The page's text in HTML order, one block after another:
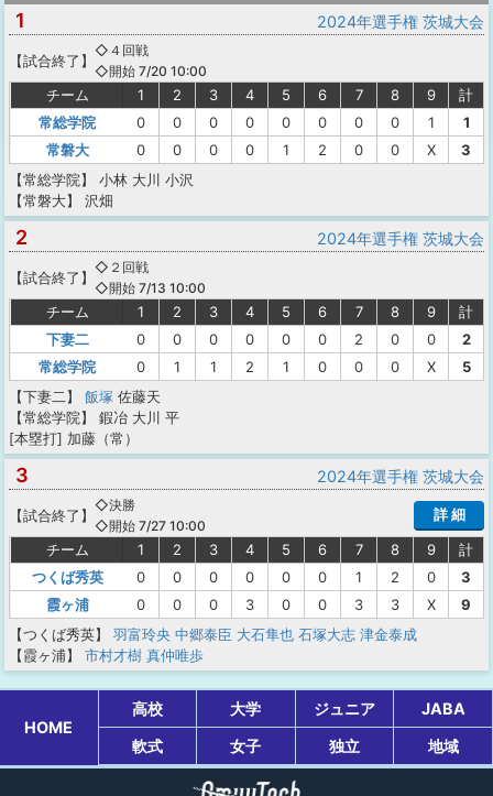
1
2024年選手権 茨城大会
【試合終了 】
◇４回戦
◇開始 7/20 10:00
チーム 1 2 3 4 5 6 7 8 9
計
常総学院
0 0 0 0 0 0 0 0 1
1
常磐大
0 0 0 0 1 2 0 0 X
3
【常総学院】
小林 大川 小沢
【常磐大】
沢畑
2 2024年選手権 茨城大会
【試合終了 】
◇２回戦
◇開始 7/13 10:00
チーム 1 2 3 4 5 6 7 8 9
計
下妻二
0 0 0 0 0 0 2 0 0
2
常総学院
0 1 1 2 1 0 0 0 X
5
【下妻二】
飯塚 佐藤天
【常総学院】
鍜冶 大川 平
[本塁打] 加藤（常）
3 2024年選手権 茨城大会
【試合終了 】
◇決勝
◇開始 7/27 10:00
詳 細
チーム 1 2 3 4 5 6 7 8 9
計
つくば秀英
0 0 0 0 0 0 1 2 0
3
霞ヶ浦
0 0 0 3 0 0 3 3 X
9
【つくば秀英】
羽富玲央 中郷泰臣 大石隼也 石塚大志 津金泰成
【霞ヶ浦】
市村才樹 真仲唯歩
HOME
高校 大学 ジュニア
JABA
軟式
女子 独立 地域